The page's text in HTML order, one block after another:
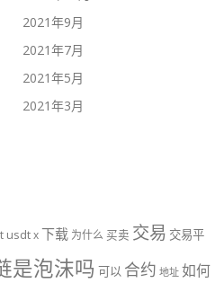
2021年9月
2021年7月
2021年5月
2021年3月
t usdtx下载 为什么 买卖 交易 交易平
是泡沫吗 可以 合约 地址 如何